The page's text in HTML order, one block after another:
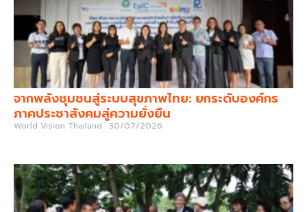
จากพลังชุมชนสู่ระบบสุขภาพไทย: ยกระดับองค์กร
ภาคประชาสังคมสู่ความยั่งยืน
World Vision Thailand 30/07/2026